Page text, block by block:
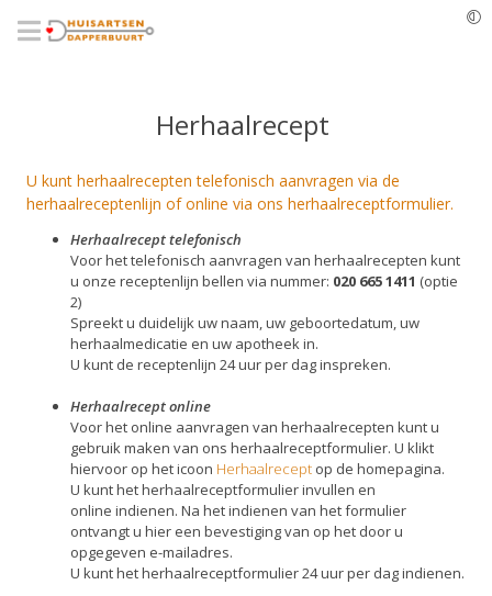
Herhaalrecept
U kunt herhaalrecepten telefonisch aanvragen via de
herhaalreceptenlijn of online via ons herhaalreceptformulier.
Herhaalrecept telefonisch
Voor het telefonisch aanvragen van herhaalrecepten kunt
u onze receptenlijn bellen via nummer: 020 665 1411 (optie
2)
Spreekt u duidelijk uwnaam, uw geboortedatum, uw
herhaalmedicatie en uw apotheek in.
U kunt de receptenlijn 24 uur per dag inspreken.
Herhaalrecept online
Voor het online aanvragen van herhaalrecepten kunt u
gebruik maken van ons herhaalreceptformulier. U klikt
hiervoor op het icoon Herhaalrecept op de homepagina.
U kunt het herhaalreceptformulier invullen en
online indienen. Na het indienen van het formulier
ontvangt u hier een bevestiging van op het door u
opgegeven e-mailadres.
U kunt het herhaalreceptformulier 24 uur per dag indienen.